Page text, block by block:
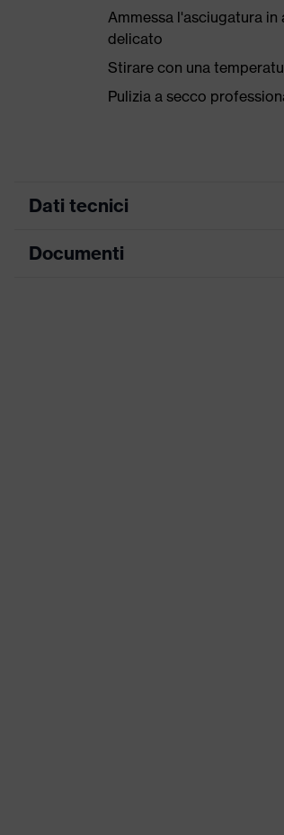
Ammessa l'asciugatura
delicato
Stirare con una
Pulizia a secco
Dati tecnici
Colore marketing
Documenti